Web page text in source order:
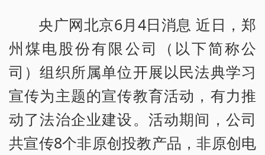
央广网北京6月4日消息 近日，郑
州煤电股份有限公司（以下简称公
司）组织所属单位开展以民法典学习
宣传为主题的宣传教育活动，有力推
动了法治企业建设。活动期间，公司
共宣传8个非原创投教产品，非原创电